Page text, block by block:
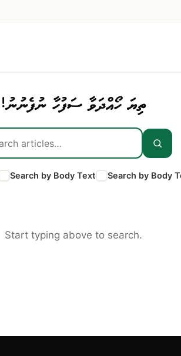
ތިޔަ ހޯއްދަވާ ސަފުހާ ނުފެނުނު!
Search by Body Text Search by Body
Start typing above to search.